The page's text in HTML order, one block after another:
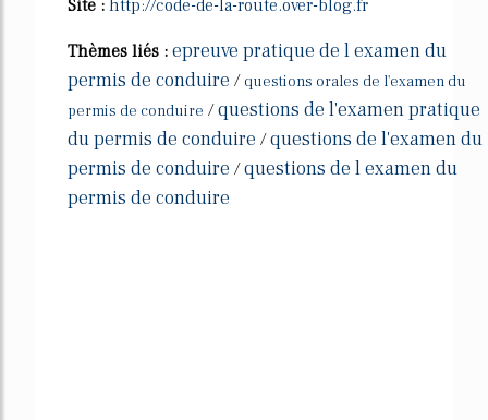
Site : http://code-de-la-route.over-blog.fr
Thèmes liés : epreuve pratique de l examen du
permis de conduire / questions orales de l'examen du
permis de conduire /questions de l'examen pratique
du permis de conduire /questions de l'examen du
permis de conduire /questions de l examen du
permis de conduire